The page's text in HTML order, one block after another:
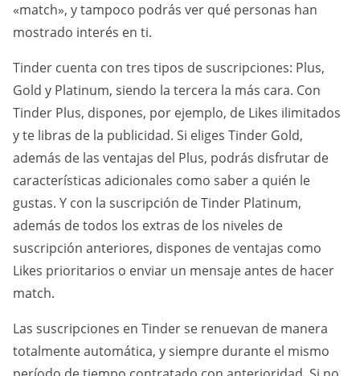
«match», y tampoco podrás ver qué personas han
mostrado interés en ti.
Tinder cuenta con tres tipos de suscripciones: Plus,
Gold y Platinum, siendo la tercera la más cara. Con
Tinder Plus, dispones, por ejemplo, de Likes ilimitados
y te libras de la publicidad. Si eliges Tinder Gold,
además de las ventajas del Plus, podrás disfrutar de
características adicionales como saber a quién le
gustas. Y con la suscripción de Tinder Platinum,
además de todos los extras de los niveles de
suscripción anteriores, dispones de ventajas como
Likes prioritarios o enviar un mensaje antes de hacer
match.
Las suscripciones en Tinder se renuevan de manera
totalmente automática, y siempre durante el mismo